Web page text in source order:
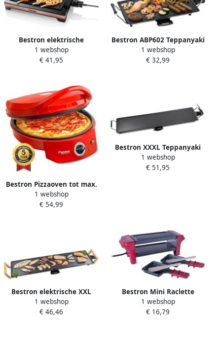
Bestron elektrische
tafelgrill voor 4 Personen
teppanyaki Bakplaat met
antiaanbaklaag 2.000 Watt
zwart koper
1 webshop
€ 41,95
Bestron ABP602 Teppanyaki
Bakplaat voor 4 Personen
Tafelgrill electrisch met
1 webshop
€ 32,99
Bestron Pizzaoven tot max.
230 °C Pizzamaker met
boven- onderwarmte voor
1 webshop
€ 54,99
Bestron XXXL Teppanyaki
Bakplaat voor 10 Personen
elektrische Tafelgrill met
1 webshop
€ 51,95
Bestron elektrische XXL
Grillplaat voor 8 Personen
Teppanyaki Bakplaat met
1 webshop
€ 46,46
Bestron Mini Raclette
Gourmetstel voor 1 tot 2
personen incl. 2 pannen & 2
1 webshop
€ 16,79